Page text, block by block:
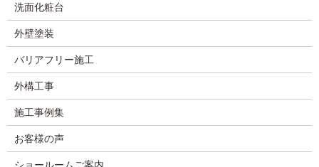
洗面化粧台
外壁塗装
バリアフリー施工
外構工事
施工事例集
お客様の声